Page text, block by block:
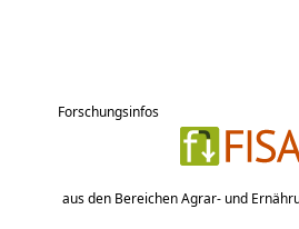
Forschungsinfos
aus den Bereichen Agrar- und